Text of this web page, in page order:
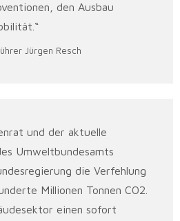
den Ausbau
Jürgen Resch
und der aktuelle
Umweltbundesamts
die Verfehlung
Millionen Tonnen CO2.
einen sofort